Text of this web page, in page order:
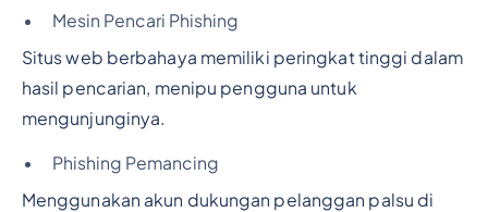
Mesin Pencari Phishing
Situs web berbahaya memiliki peringkat tinggi dalam
hasil pencarian, menipu pengguna untuk
mengunjunginya.
Phishing Pemancing
Menggunakan akun dukungan pelanggan palsu di